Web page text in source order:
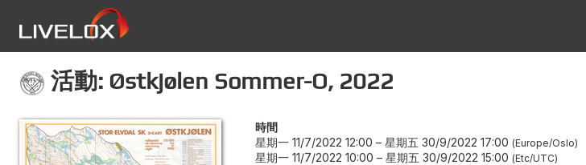
活動: Østkjølen Sommer-O, 2022
時間
星期一 11/7/2022 12:00 – 星期五 30/9/2022 17:00 Europe/Oslo
星期一 11/7/2022 10:00 – 星期五 30/9/2022 15:00 Etc/UTC